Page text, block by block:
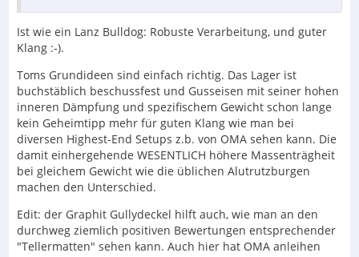
Ist wie ein Lanz Bulldog: Robuste Verarbeitung, und guter
Klang :-).
Toms Grundideen sind einfach richtig. Das Lager ist
buchstäblich beschussfest und Gusseisen mit seiner hohen
inneren Dämpfung und spezifischem Gewicht schon lange
kein Geheimtipp mehr für guten Klang wie man bei
diversen Highest-End Setups z.b. von OMA sehen kann. Die
damit einhergehende WESENTLICH höhere Massenträgheit
bei gleichem Gewicht wie die üblichen Alutrutzburgen
machen den Unterschied.
Edit: der Graphit Gullydeckel hilft auch, wie man an den
durchweg ziemlich positiven Bewertungen entsprechender
"Tellermatten" sehen kann. Auch hier hat OMA anleihen